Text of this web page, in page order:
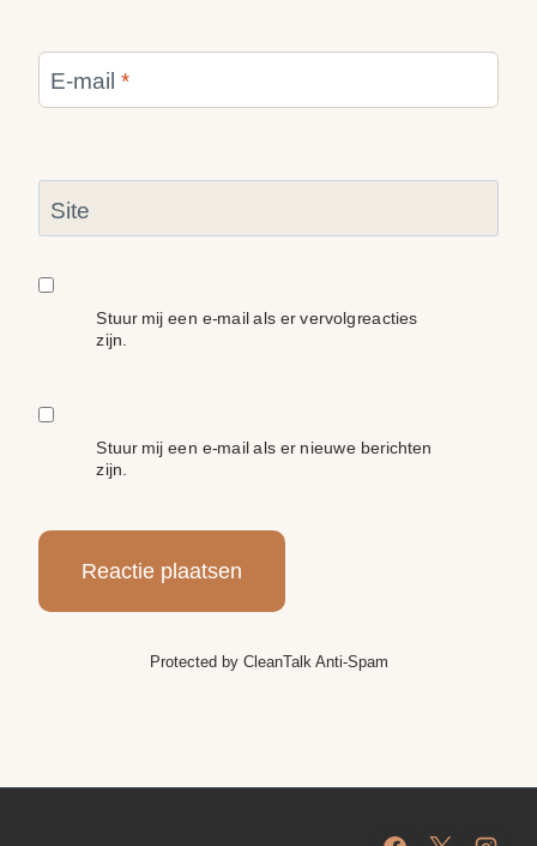
E-mail *
Site
Stuur mij een e-mail als er vervolgreacties
zijn.
Stuur mij een e-mail als er nieuwe berichten
zijn.
Protected by CleanTalk Anti-Spam